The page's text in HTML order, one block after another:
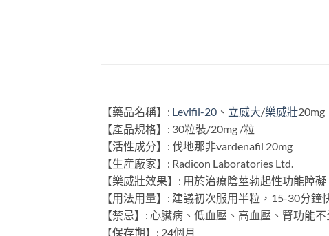
【藥品名稱】: Levifil-20 、 立威大/樂威壯20mg
【產品規格】: 30粒裝/20mg /粒
【活性成分】: 伐地那非vardenafil 20mg
【生産廠家】: Radicon Laboratories Ltd.
【樂威壯效果】: 用於治療陰莖勃起性功能障礙
【用法用量】: 建議初次服用半粒，15-30分
【禁忌】: 心臟病、低血壓、高血壓、腎功能
【保存期】: 24個月